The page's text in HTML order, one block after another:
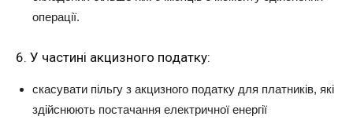
операції.
6. У частині акцизного податку:
скасувати пільгу з акцизного податку для платників, які
здійснюють постачання електричної енергії